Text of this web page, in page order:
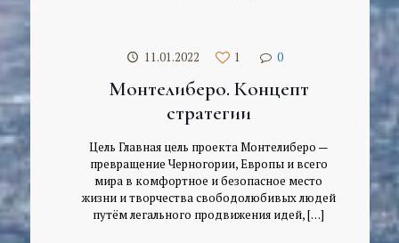
11.01.2022 1 0
Монтелиберо. Концепт
стратегии
Цель Главная цель проекта Монтелиберо —
превращение Черногории, Европы и всего
мира в комфортное и безопасное место
жизни и творчества свободолюбивых людей
путём легального продвижения идей,[…]